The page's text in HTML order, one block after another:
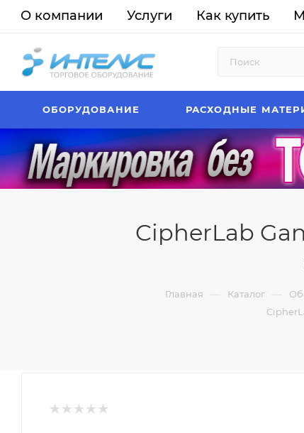
О компании Услуги Как купить
ОБОРУДОВАНИЕ РАСХОДНЫЕ
CipherLab
Главная — Каталог —